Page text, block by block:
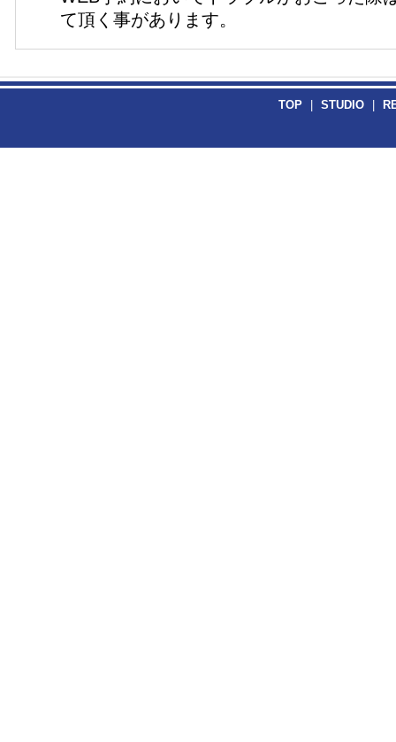
て頂く事があります。
TOP STUDIO